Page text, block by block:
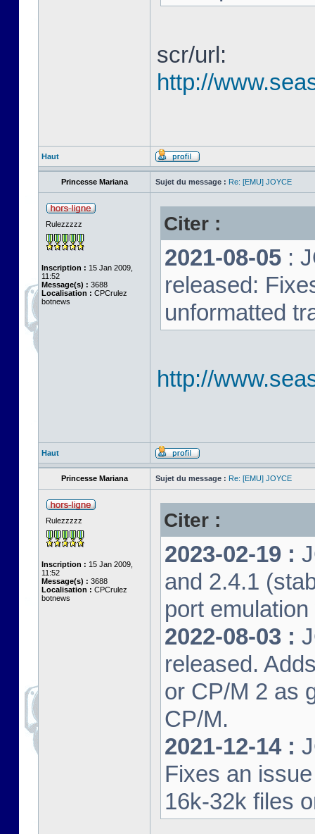
scr/url:
http://
Haut
Princesse Mariana Sujet du message : Re: [EMU] JOYCE
Rulezzzzz
Inscription : 15 Jan 2009,
11:52
Message(s) : 3688
Localisation : CPCrulez
botnews
Citer :
2021-08-05 :
released:
unformatted
http://
Haut
Princesse Mariana Sujet du message : Re: [EMU] JOYCE
Rulezzzzz
Inscription : 15 Jan 2009,
11:52
Message(s) : 3688
Localisation : CPCrulez
botnews
Citer :
2023-02-19 :
and 2.4.1
port
2022-08-03 :
released.
or CP/M 2 as
CP/M.
2021-12-14 :
Fixes an
16k-32k files